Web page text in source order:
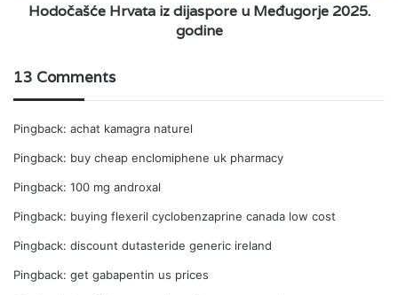
Hodočašće Hrvata iz dijaspore u Međugorje 2025.
godine
13 Comments
Pingback: achat kamagra naturel
Pingback: buy cheap enclomiphene uk pharmacy
Pingback: 100 mg androxal
Pingback: buying flexeril cyclobenzaprine canada low cost
Pingback: discount dutasteride generic ireland
Pingback: get gabapentin us prices